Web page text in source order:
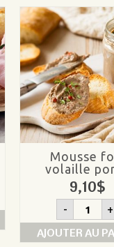
Mousse
volaille
9,10$
- de
Mousse
foie
+
AJOUTER AU